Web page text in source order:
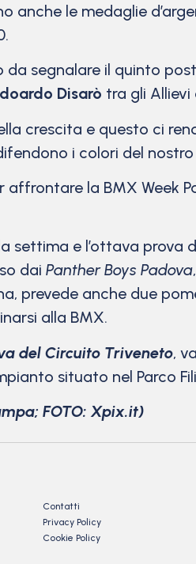
anche le medaglie
segnalare il quinto
Disarò tra gli Allievi
crescita e questo ci
i colori del
la BMX Week
settima e l’ottava
dai Panther Boys Padova
prevede anche due
alla BMX.
del Circuito Triveneto,
situato nel Parco
FOTO: Xpix.it)
Contatti
Privacy Policy
Cookie Policy